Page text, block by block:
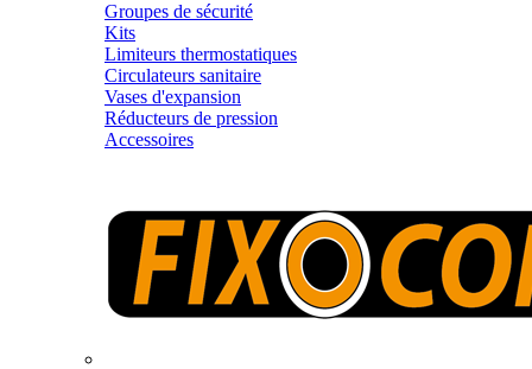
Groupes de sécurité
Kits
Limiteurs thermostatiques
Circulateurs sanitaire
Vases d'expansion
Réducteurs de pression
Accessoires